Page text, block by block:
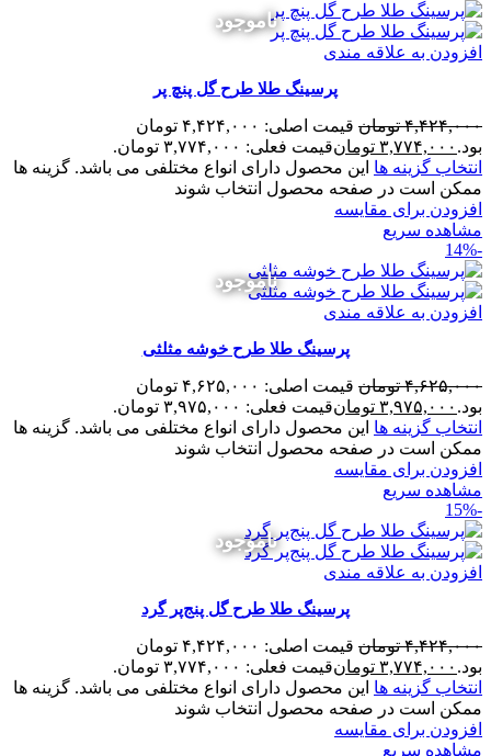
افزودن به علاقه مندی
ناموجود
پرسینگ طلا طرح گل پنچ پر
۴,۴۲۴,۰۰۰ تومان
قیمت اصلی: ۴,۴۲۴,۰۰۰ تومان
بود. ۳,۷۷۴,۰۰۰ تومانقیمت فعلی: ۳,۷۷۴,۰۰۰ تومان.
انتخاب گزینه ها این محصول دارای انواع مختلفی می باشد. گزینه ها
ممکن است در صفحه محصول انتخاب شوند
افزودن برای مقایسه
مشاهده سریع
-14%
افزودن به علاقه مندی
ناموجود
پرسینگ طلا طرح خوشه مثلثی
۴,۶۲۵,۰۰۰ تومان
قیمت اصلی: ۴,۶۲۵,۰۰۰ تومان
بود. ۳,۹۷۵,۰۰۰ تومانقیمت فعلی: ۳,۹۷۵,۰۰۰ تومان.
انتخاب گزینه ها این محصول دارای انواع مختلفی می باشد. گزینه ها
ممکن است در صفحه محصول انتخاب شوند
افزودن برای مقایسه
مشاهده سریع
-15%
افزودن به علاقه مندی
ناموجود
پرسینگ طلا طرح گل پنج‌پر گرد
۴,۴۲۴,۰۰۰ تومان
قیمت اصلی: ۴,۴۲۴,۰۰۰ تومان
بود. ۳,۷۷۴,۰۰۰ تومانقیمت فعلی: ۳,۷۷۴,۰۰۰ تومان.
انتخاب گزینه ها این محصول دارای انواع مختلفی می باشد. گزینه ها
ممکن است در صفحه محصول انتخاب شوند
افزودن برای مقایسه
مشاهده سریع